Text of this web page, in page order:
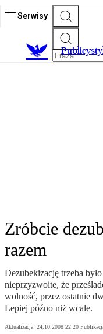
Serwisy
Zróbcie
razem
Dezubekizację trzeba
nieprzyzwoite, że
wolność, przez ostatnie
Lepiej późno niż wcale.
Aktualizacja: 24.10.2008 22:20